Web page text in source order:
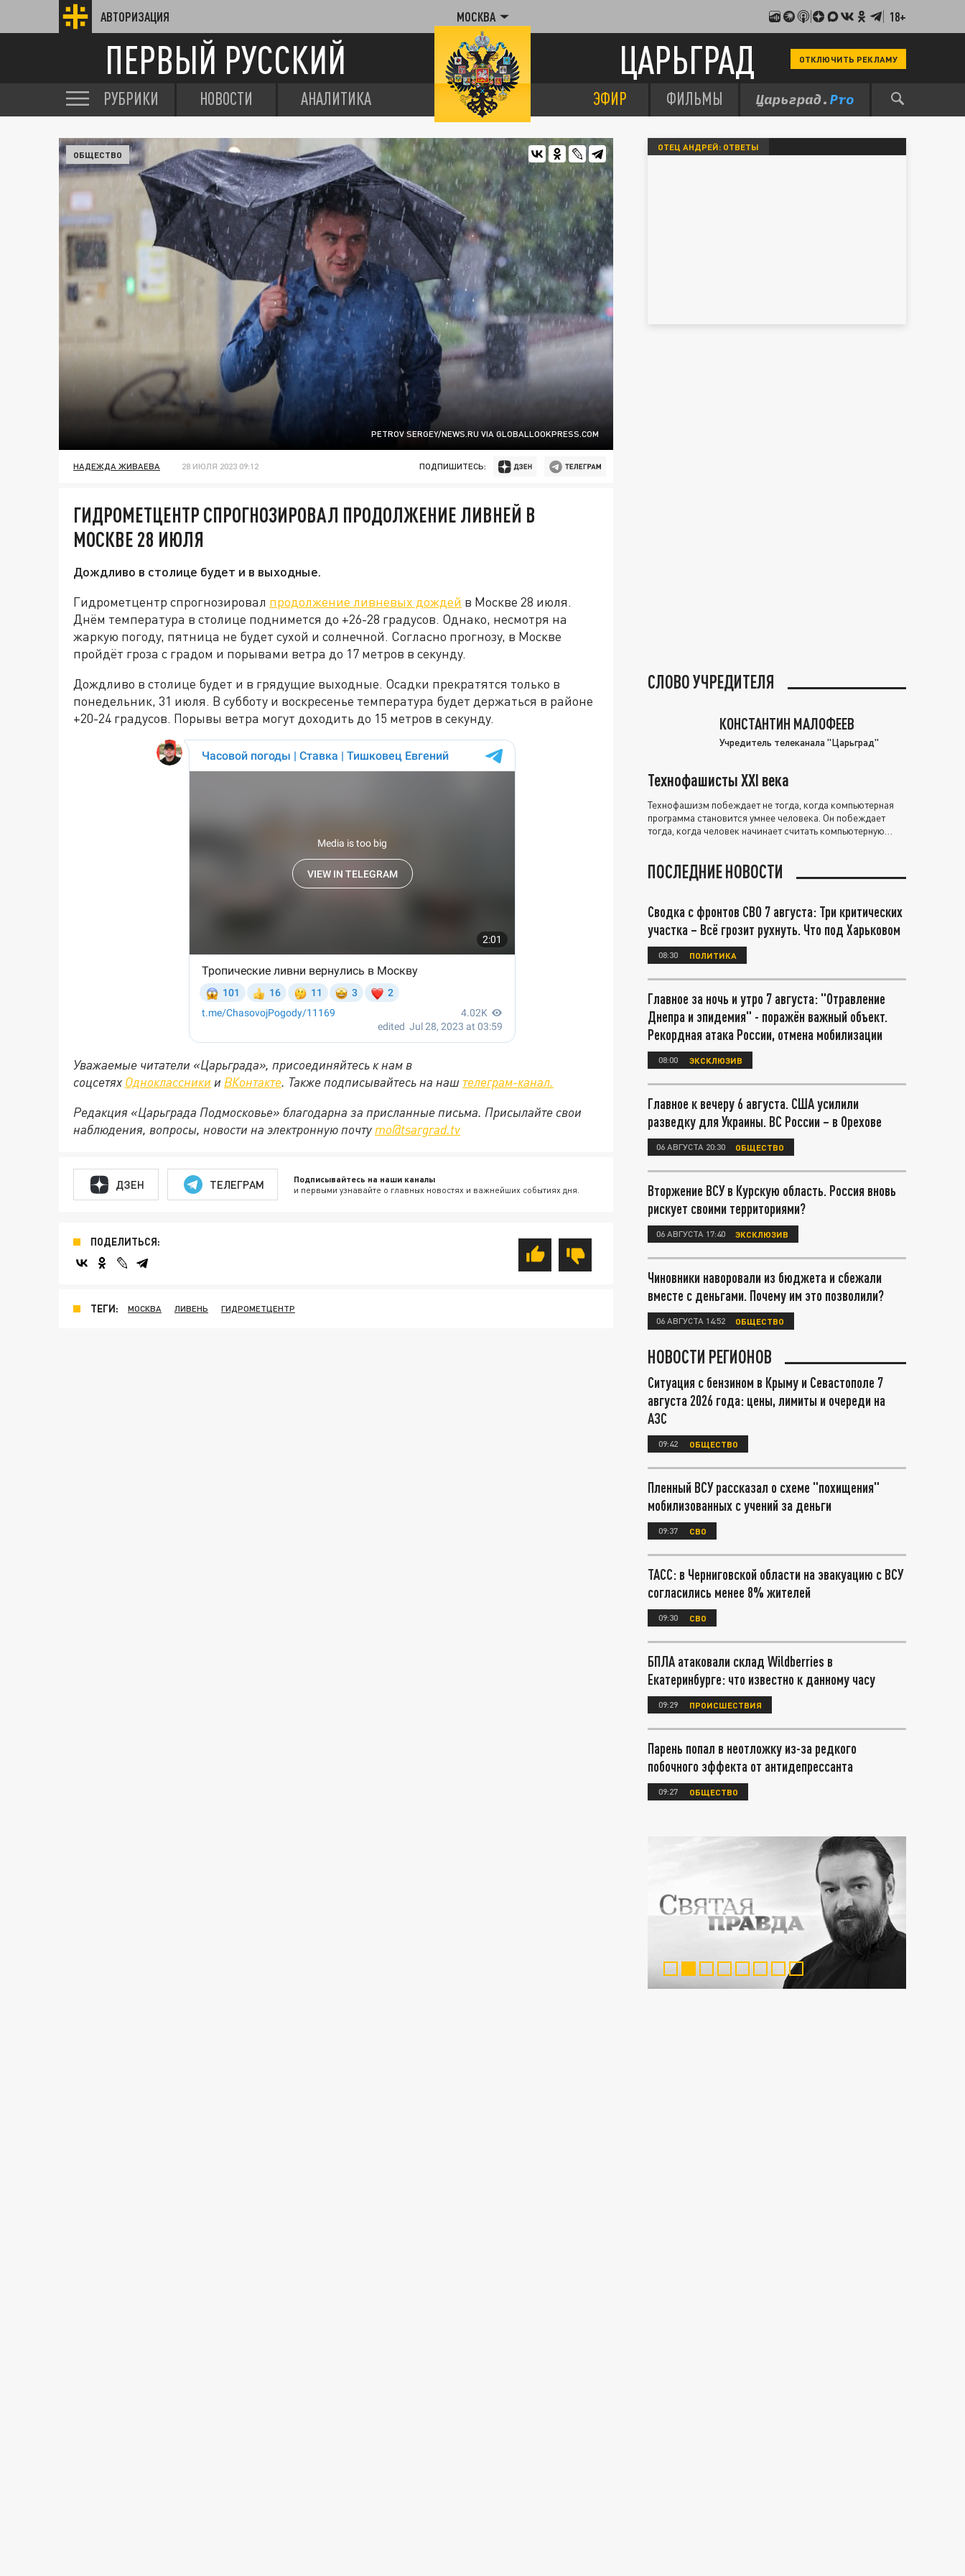
АВТОРИЗАЦИЯ МОСКВА 18+
ПЕРВЫЙ РУССКИЙ ЦАРЬГРАД ОТКЛЮЧИТЬ РЕКЛАМУ
РУБРИКИ НОВОСТИ АНАЛИТИКА ЭФИР ФИЛЬМЫ
PETROV SERGEY/NEWS.RU VIA GLOBALLOOKPRESS.COM
ОБЩЕСТВО
НАДЕЖДА ЖИВАЕВА 28 ИЮЛЯ 2023 09:12 ПОДПИШИТЕСЬ:
ГИДРОМЕТЦЕНТР СПРОГНОЗИРОВАЛ ПРОДОЛЖЕНИЕ ЛИВНЕЙ В
МОСКВЕ 28 ИЮЛЯ
Дождливо в столице будет и в выходные.
Гидрометцентр спрогнозировал продолжение ливневых дождей в Москве 28 июля.
Днём температура в столице поднимется до +26-28 градусов. Однако, несмотря на
жаркую погоду, пятница не будет сухой и солнечной. Согласно прогнозу, в Москве
пройдёт гроза с градом и порывами ветра до 17 метров в секунду.
Дождливо в столице будет и в грядущие выходные. Осадки прекратятся только в
понедельник, 31 июля. В субботу и воскресенье температура будет держаться в районе
+20-24 градусов. Порывы ветра могут доходить до 15 метров в секунду.
Уважаемые читатели «Царьграда», присоединяйтесь к нам в
соцсетях Одноклассники и ВКонтакте. Также подписывайтесь на наш телеграм-канал.
Редакция «Царьграда Подмосковье» благодарна за присланные письма. Присылайте свои
наблюдения, вопросы, новости на электронную почту mo@tsargrad.tv
ДЗЕН ТЕЛЕГРАМ Подписывайтесь на наши каналы
и первыми узнавайте о главных новостях и важнейших событиях дня.
ПОДЕЛИТЬСЯ:
ТЕГИ: МОСКВА ЛИВЕНЬ ГИДРОМЕТЦЕНТР
ОТЕЦ АНДРЕЙ: ОТВЕТЫ
СЛОВО УЧРЕДИТЕЛЯ
КОНСТАНТИН МАЛОФЕЕВ
Учредитель телеканала "Царьград"
Технофашисты XXI века
Технофашизм побеждает не тогда, когда компьютерная
программа становится умнее человека. Он побеждает
тогда, когда человек начинает считать компьютерную
ПОСЛЕДНИЕ НОВОСТИ
Сводка с фронтов СВО 7 августа: Три критических
участка – Всё грозит рухнуть. Что под Харьковом
08:30 ПОЛИТИКА
Главное за ночь и утро 7 августа: "Отравление
Днепра и эпидемия" - поражён важный объект.
Рекордная атака России, отмена мобилизации
08:00 ЭКСКЛЮЗИВ
Главное к вечеру 6 августа. США усилили
разведку для Украины. ВС России – в Орехове
06 АВГУСТА 20:30 ОБЩЕСТВО
Вторжение ВСУ в Курскую область. Россия вновь
рискует своими территориями?
06 АВГУСТА 17:40 ЭКСКЛЮЗИВ
Чиновники наворовали из бюджета и сбежали
вместе с деньгами. Почему им это позволили?
06 АВГУСТА 14:52 ОБЩЕСТВО
НОВОСТИ РЕГИОНОВ
Ситуация с бензином в Крыму и Севастополе 7
августа 2026 года: цены, лимиты и очереди на
АЗС
09:42 ОБЩЕСТВО
Пленный ВСУ рассказал о схеме "похищения"
мобилизованных с учений за деньги
09:37 СВО
ТАСС: в Черниговской области на эвакуацию с ВСУ
согласились менее 8% жителей
09:30 СВО
БПЛА атаковали склад Wildberries в
Екатеринбурге: что известно к данному часу
09:29 ПРОИСШЕСТВИЯ
Парень попал в неотложку из-за редкого
побочного эффекта от антидепрессанта
09:27 ОБЩЕСТВО